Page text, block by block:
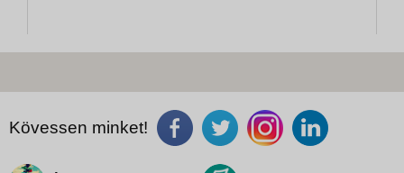
Kövessen minket!